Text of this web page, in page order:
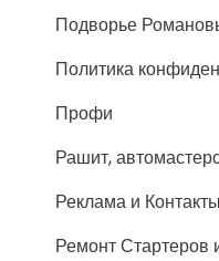
Подворье
Политика
Профи
Рашит,
Реклама и Контакты
Ремонт Стартеров